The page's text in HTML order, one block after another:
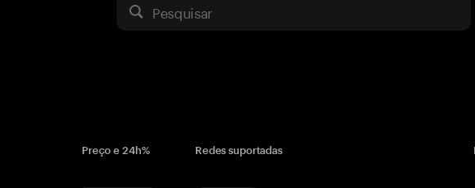
Pesquisar
Preço e 24h% Redes suportadas